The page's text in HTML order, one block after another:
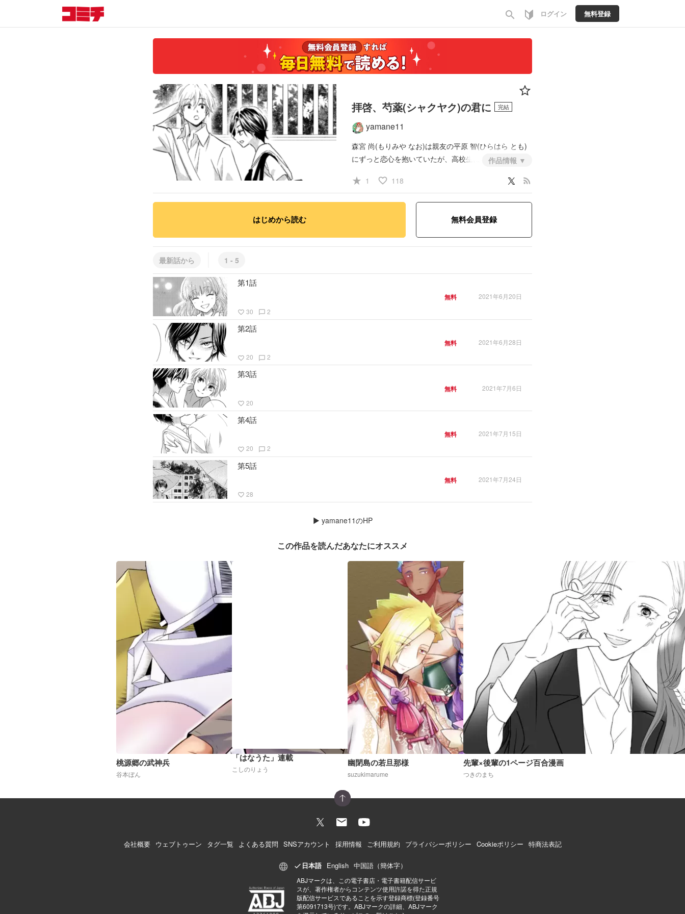
search ログイン 無料登録
拝啓、芍薬(シャクヤク)の君に 完結
yamane11
森宮 尚(もりみや なお)は親友の平原 智(ひらはら とも)
にずっと恋心を抱いていたが、高校生になったある日智
#学園
#恋愛 #GL・百合
作品情報
star_rate 1 favorite_border 118 rss_feed
はじめから読む 無料会員登録
最新話から 1 - 5
第1話
2021年6月20日
favorite_border 30 chat_bubble_outline 2
無料
第2話
2021年6月28日
favorite_border 20 chat_bubble_outline 2
無料
第3話
2021年7月6日
favorite_border 20
無料
第4話
2021年7月15日
favorite_border 20 chat_bubble_outline 2
無料
第5話
2021年7月24日
favorite_border 28
無料
▶ yamane11のHP
この作品を読んだあなたにオススメ
桃源郷の武神兵
谷本ぼん
「はなうた」連載
こしのりょう
幽閉島の若旦那様
suzukimarume
先輩×後輩の1ページ百合漫画
つきのまち
会社概要 ウェブトゥーン タグ一覧 よくある質問 SNSアカウント 採用情報 ご利用規約 プライバシーポリシー Cookieポリシー 特商法表記
日本語 English 中国語（簡体字）
ABJマークは、この電子書店・電子書籍配信サービ
スが、著作権者からコンテンツ使用許諾を得た正規
版配信サービスであることを示す登録商標(登録番号
第6091713号)です。ABJマークの詳細、ABJマーク